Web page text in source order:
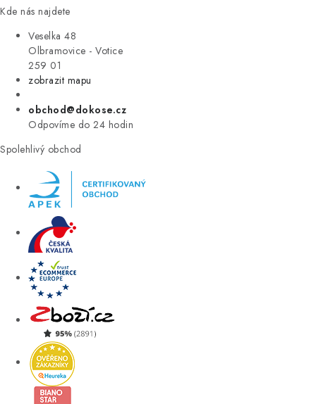
Kde nás najdete
Veselka 48
Olbramovice - Votice
259 01
zobrazit mapu
obchod@dokose.cz
Odpovíme do 24 hodin
Spolehlivý obchod
ÚKLID
VÝPRODEJ
ZNAČKY
Úvod Kontakt Blog
Moje objednávka